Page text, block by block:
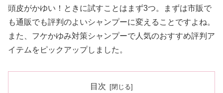
頭皮がかゆい！ときに試すことはまず3つ。まずは市販で
も通販でも評判のよいシャンプーに変えることですよね。
また、フケかゆみ対策シャンプーで人気のおすすめ評判ア
イテムをピックアップしました。
目次